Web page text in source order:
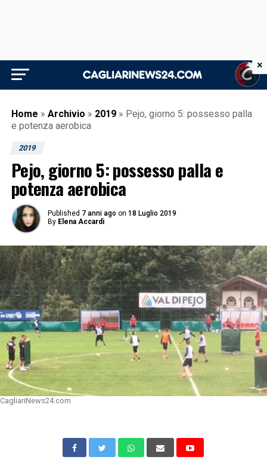
Home » Archivio » 2019 » Pejo, giorno 5: possesso palla
e potenza aerobica
2019
Pejo, giorno 5: possesso palla e
potenza aerobica
Published 7 anni ago on 18 Luglio 2019
By Elena Accardi
CagliariNews24.com
×